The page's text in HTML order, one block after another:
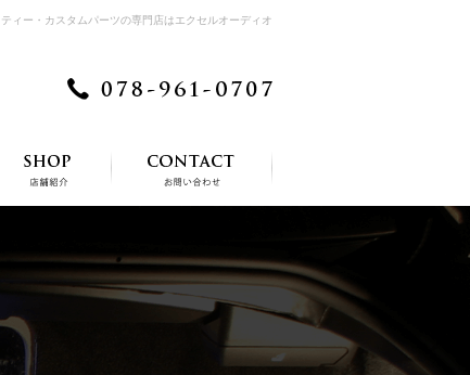
ィー・カスタムパーツの専門店はエクセルオーディオ